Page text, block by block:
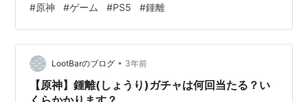
ガチャれませんでした… という流れで鍾離先生なんです
けどまだ未入手の旅人の参考になればと思い使ってる鍾
離の紹介パートに繋がっていきます（ 鍾離について ビル
ドとしては超簡単。武器は西風槍を持つ。聖遺物はメイ
ンHPでサブは何でも良い。天賦は1－9－6で良い。無凸
で十分な性能なので未入手で迷って…
#原神 #ゲーム #PS5 #鍾離
LootBarのブログ • 3年前
【原神】鍾離(しょうり)ガチャは何回当たる？い